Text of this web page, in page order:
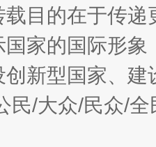
衣” 如何以
载目的在于传
家的国际形
新型国家、
民/大众/民众/